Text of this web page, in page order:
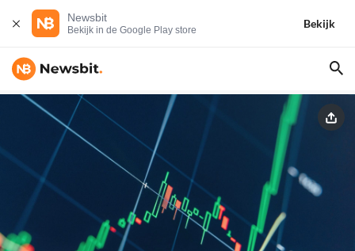
Newsbit
Bekijk in de Google Play store
Bekijk